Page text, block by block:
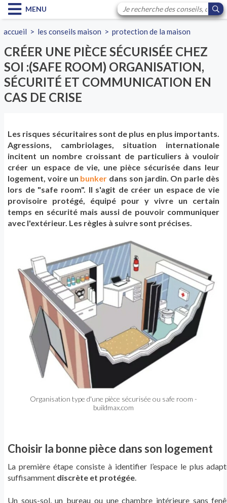
MENU
accueil > les conseils maison >protection de la maison
CRÉER UNE PIÈCE SÉCURISÉE CHEZ
SOI :(SAFE ROOM) ORGANISATION,
SÉCURITÉ ET COMMUNICATION EN
CAS DE CRISE
Les risques sécuritaires sont de plus en plus importants.
Agressions, cambriolages, situation internationale
incitent un nombre croissant de particuliers à vouloir
créer un espace de vie, une pièce sécurisée dans leur
logement, voire un bunker dans son jardin. On parle dès
lors de "safe room". Il s'agit de créer un espace de vie
provisoire protégé, équipé pour y vivre un certain
temps en sécurité mais aussi de pouvoir communiquer
avec l'extérieur. Les règles à suivre sont précises.
Organisation type d'une pièce sécurisée ou safe room -
buildmax.com
Choisir la bonne pièce dans son logement
La première étape consiste à identifier l’espace le plus
suffisamment discrète et protégée.
Un sous-sol, un bureau ou une chambre intérieure sans